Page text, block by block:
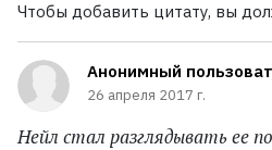
Чтобы добавить цитату, вы
Анонимный
26 апреля 2017 г.
Нейл стал разглядывать ее